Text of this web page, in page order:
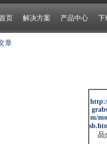
页 解决方案 产品中心 下
章
m/
品